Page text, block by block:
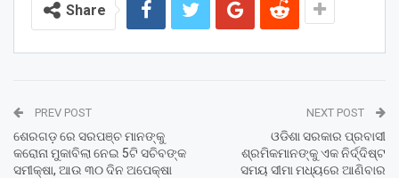
Share
PREV POST
ଶେରଗଡ଼ ରେ ସରପଞ୍ଚ ମାନଙ୍କୁ
କରୋନା ମୁକାବିଲା ନେଇ 5ଟି ସଚିବଙ୍କ
ସମୀକ୍ଷା, ଆଉ ୩୦ ଦିନ ଅପେକ୍ଷା
NEXT POST
ଓଡିଶା ସରକାର ପ୍ରବାସୀ
ଶ୍ରମିକମାନଙ୍କୁ ଏକ ନିର୍ଦ୍ଦିଷ୍ଟ
ସମୟ ସୀମା ମଧ୍ୟରେ ଆଣିବାର